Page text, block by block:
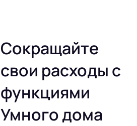
Сокращайте
свои расходы с
функциями
Умного дома